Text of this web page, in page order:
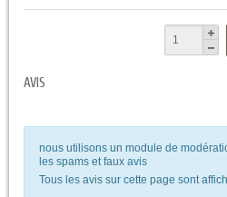
AVIS
nous utilisons un module de
les spams et faux avis
Tous les avis sur cette page sont